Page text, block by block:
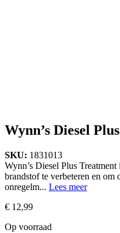
Wynn’s Diesel
SKU: 1831013
Wynn’s Diesel Plus
brandstof te verbeteren en
onregelm... Lees meer
€ 12,99
Op voorraad